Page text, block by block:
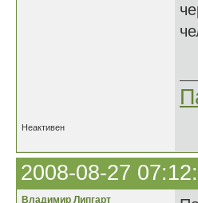
Неактивен
2008-08-27
Владимир Липгарт